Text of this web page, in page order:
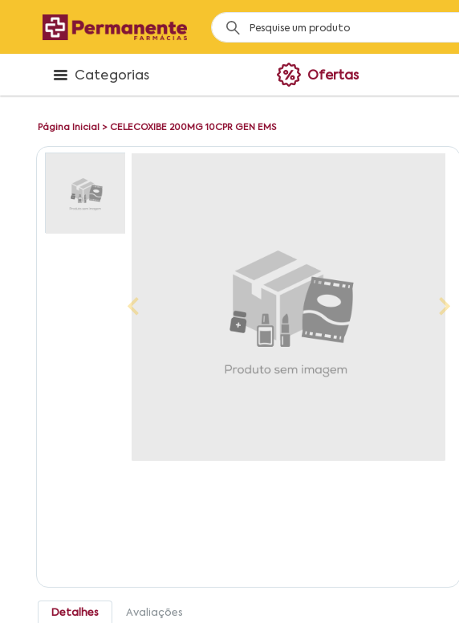
Categorias Ofertas
Página Inicial > CELECOXIBE 200MG 10CPR GEN EMS
Detalhes Avaliações